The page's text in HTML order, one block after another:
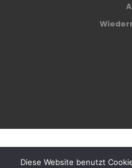
Diese Website benutzt